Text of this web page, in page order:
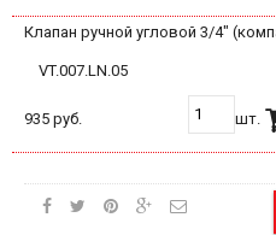
Клапан ручной угловой 3/4"
VT.007.LN.05
935 руб. шт.